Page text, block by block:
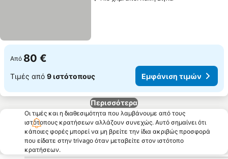
Από 80 €
Τιμές από 9 ιστότοπους Εμφάνιση τιμών
Περισσότερα
Οι τιμές και η διαθεσιμότητα που λαμβάνουμε από τους
ιστότοπους κρατήσεων αλλάζουν συνεχώς. Αυτό σημαίνει ότι
κάποιες φορές μπορεί να μη βρείτε την ίδια ακριβώς προσφορά
που είδατε στην trivago όταν μεταβείτε στον ιστότοπο
κρατήσεων.